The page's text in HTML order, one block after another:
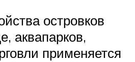
островков
аквапарков,
применяется